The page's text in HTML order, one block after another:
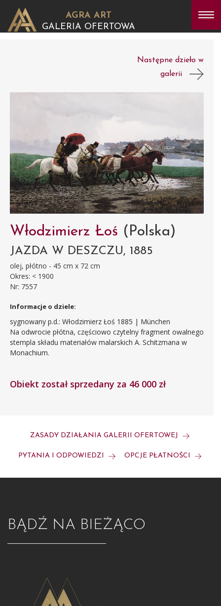
AGRA ART
GALERIA OFERTOWA
Następne dzieło w
galerii
Włodzimierz Łoś (Polska)
JAZDA W DESZCZU, 1885
olej, płótno - 45 cm x 72 cm
Okres: < 1900
Nr: 7557
Informacje o dziele:
sygnowany p.d.: Włodzimierz Łoś 1885 | München
Na odwrocie płótna, częściowo czytelny fragment owalnego
stempla składu materiałów malarskich A. Schitzmana w
Monachium.
Obiekt został sprzedany za 46 000 zł
ZASADY DZIAŁANIA GALERII OFERTOWEJ
PYTANIA I ODPOWIEDZI OPCJE PŁATNOŚCI
BĄDŹ NA BIEŻĄCO